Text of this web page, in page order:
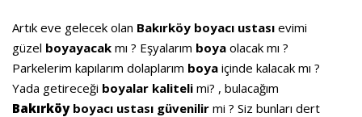
Artık eve gelecek olan Bakırköy boyacı ustası evimi
güzel boyayacak mı ? Eşyalarım boya olacak mı ?
Parkelerim kapılarım dolaplarım boya içinde kalacak mı ?
Yada getireceği boyalar kaliteli mi? , bulacağım
Bakırköy boyacı ustası güvenilir mi ? Siz bunları dert